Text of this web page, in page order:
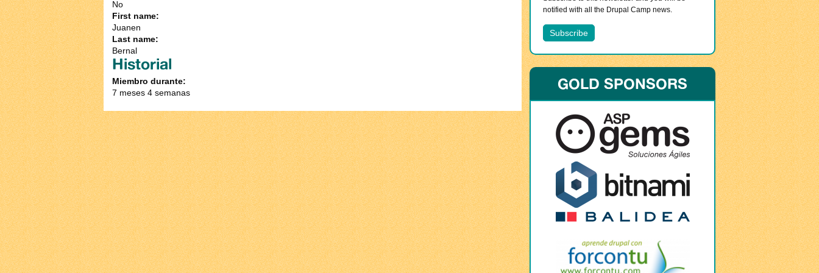
No
First name:
Juanen
Last name:
Bernal
Historial
Miembro durante:
7 meses 4 semanas
notified with all the Drupal Camp news.
GOLD SPONSORS